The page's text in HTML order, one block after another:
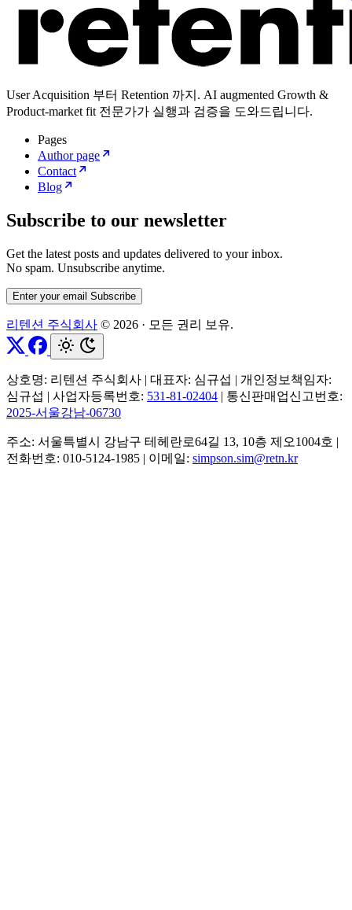
User Acquisition 부터 Retention 까지. AI augmented Growth &
Product-market fit 전문가가 실행과 검증을 도와드립니다.
Pages
Author page
Contact
Blog
Subscribe to our newsletter
Get the latest posts and updates delivered to your inbox.
No spam. Unsubscribe anytime.
Enter your email Subscribe
리텐션 주식회사 © 2026 · 모든 권리 보유.
상호명: 리텐션 주식회사 | 대표자: 심규섭 | 개인정보책임자:
심규섭 | 사업자등록번호: 531-81-02404 | 통신판매업신고번호:
2025-서울강남-06730
주소: 서울특별시 강남구 테헤란로64길 13, 10층 제오1004호 |
전화번호: 010-5124-1985 | 이메일: simpson.sim@retn.kr